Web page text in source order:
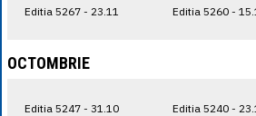
Editia 5267 - 23.11
Editia 5260 -
OCTOMBRIE
Editia 5247 - 31.10
Editia 5240 -